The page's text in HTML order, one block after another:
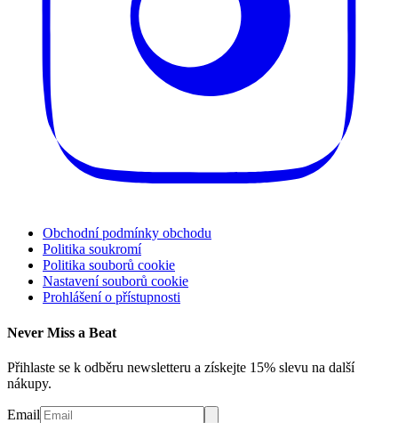
Obchodní podmínky obchodu
Politika soukromí
Politika souborů cookie
Nastavení souborů cookie
Prohlášení o přístupnosti
Never Miss a Beat
Přihlaste se k odběru newsletteru a získejte 15% slevu na další
nákupy.
Email